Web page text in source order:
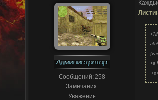
Сообщений: 258
Замечания:
Уважение
<a